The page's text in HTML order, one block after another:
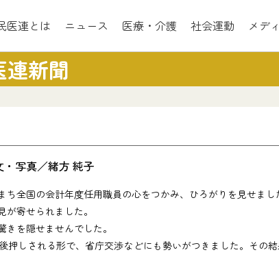
医連とは ニュース 医療・介護 社会運動 メデ
連新聞
写真／緒方 純子
全国の会計年度任用職員の心をつかみ、ひろがりを見せまし
寄せられました。
を隠せませんでした。
しされる形で、省庁交渉などにも勢いがつきました。その